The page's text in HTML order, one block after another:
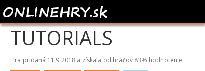
BARBIE BEAUTY
TUTORIALS
Hra pridaná 11.9.2018 a získala od hráčov 83% hodnotenie